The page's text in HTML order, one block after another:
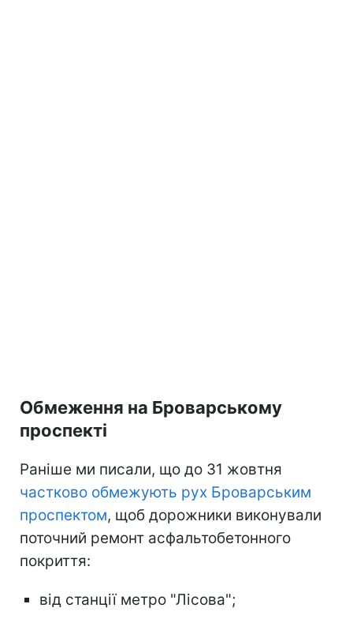
Обмеження на Броварському
проспекті
Раніше ми писали, що до 31 жовтня
частково обмежують рух Броварським
проспектом, щоб дорожники виконували
поточний ремонт асфальтобетонного
покриття:
від станції метро "Лісова";